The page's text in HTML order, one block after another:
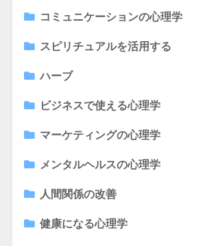
コミュニケーションの心理学
スピリチュアルを活用する
ハーブ
ビジネスで使える心理学
マーケティングの心理学
メンタルヘルスの心理学
人間関係の改善
健康になる心理学